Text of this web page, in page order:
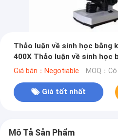
Thảo luận về sinh học bằng
400X Thảo luận về sinh học
sáng
Giá bán：Negotiable MOQ：
Giá tốt nhất
Mô Tả Sản Phẩm